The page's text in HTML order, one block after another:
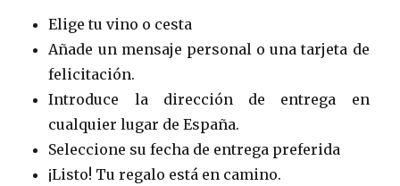
Elige tu vino o cesta
Añade un mensaje personal o una tarjeta de
felicitación.
Introduce la dirección de entrega en
cualquier lugar de España.
Seleccione su fecha de entrega preferida
¡Listo! Tu regalo está en camino.